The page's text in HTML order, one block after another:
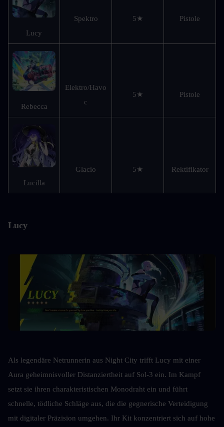
Lucy
Spektro 5★ Pistole
Rebecca
Elektro/Havo
c
5★ Pistole
Lucilla
Glacio 5★ Rektifikator
Lucy
Als legendäre Netrunnerin aus Night City trifft Lucy mit einer
Aura geheimnisvoller Distanziertheit auf Sol-3 ein. Im Kampf
setzt sie ihren charakteristischen Monodraht ein und führt
schnelle, tödliche Schläge aus, die die gegnerische Verteidigung
mit digitaler Präzision umgehen. Ihr Kit konzentriert sich auf hohe